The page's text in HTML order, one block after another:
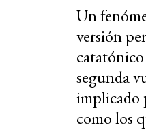
Un
versión
segunda
implicado
como los